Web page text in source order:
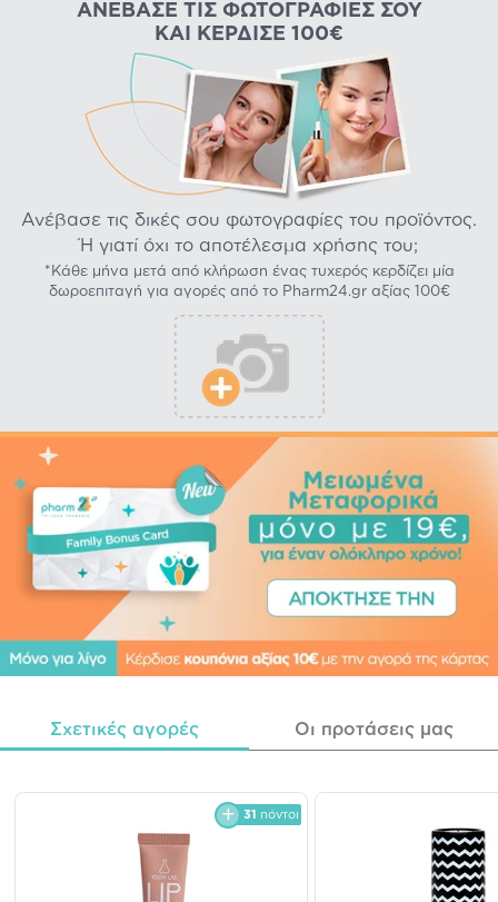
ΑΝΈΒΑΣΕ ΤΙΣ ΦΩΤΟΓΡΑΦΊΕΣ ΣΟΥ
ΚΑΙ ΚΈΡΔΙΣΕ 100€
Ανέβασε τις δικές σου φωτογραφίες του προϊόντος.
Ή γιατί όχι το αποτέλεσμα χρήσης του;
*Κάθε μήνα μετά από κλήρωση ένας τυχερός κερδίζει μία
δωροεπιταγή για αγορές από το Pharm24.gr αξίας 100€
Σχετικές αγορές Οι προτάσεις μας
31 πόντοι